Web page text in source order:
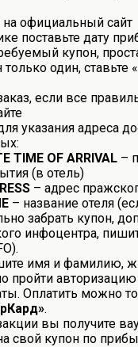
на официальный сайт
поставьте дату
купон,
один, ставьте
если все
указания адреса
TIME OF ARRIVAL –
(в отель)
– адрес
– название отеля
забрать купон,
инфоцентра,
имя и фамилию,
пройти
Оплатить можно
.
вы получите
свой купон по